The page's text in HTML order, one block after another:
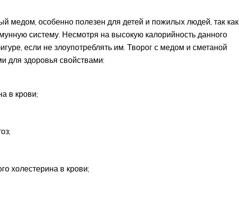
медом, особенно полезен для детей и пожилых людей, так как
систему. Несмотря на высокую калорийность данного
если не злоупотреблять им. Творог с медом и сметаной
для здоровья свойствами:
в крови;
холестерина в крови;